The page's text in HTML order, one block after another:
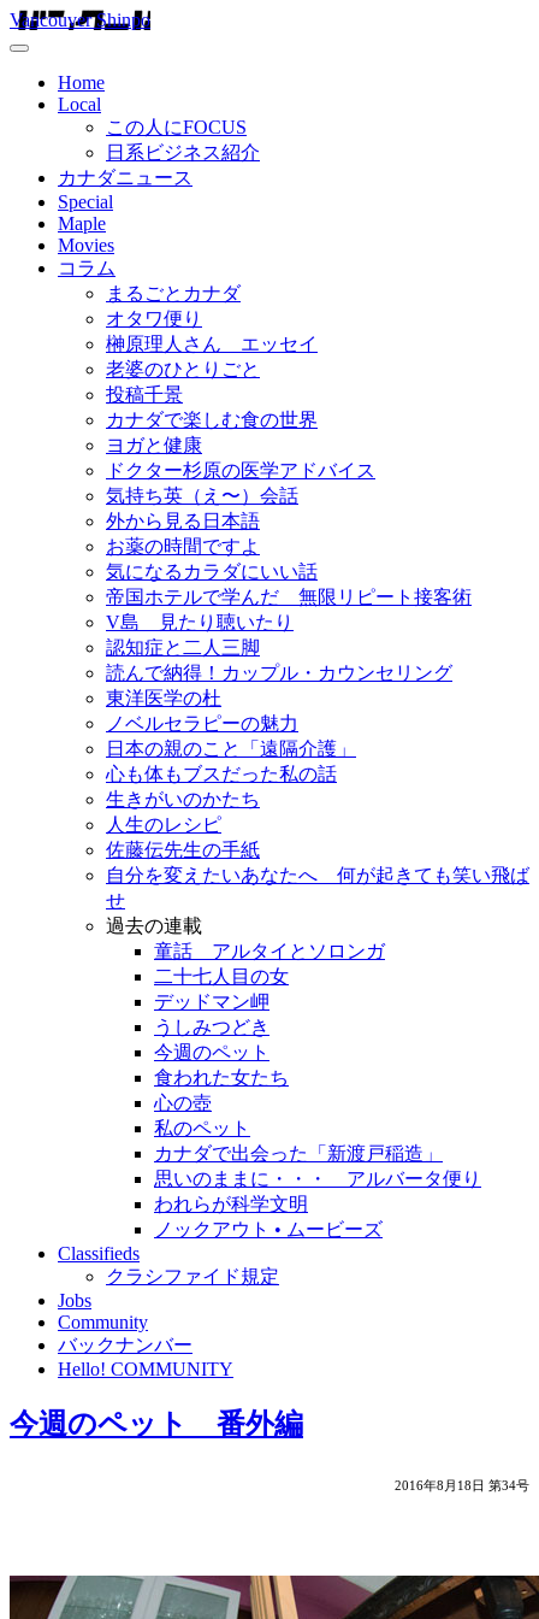
Vancouver Shinpo
Home
Local
この人にFOCUS
日系ビジネス紹介
カナダニュース
Special
Maple
Movies
コラム
まるごとカナダ
オタワ便り
榊原理人さん エッセイ
老婆のひとりごと
投稿千景
カナダで楽しむ食の世界
ヨガと健康
ドクター杉原の医学アドバイス
気持ち英（え〜）会話
外から見る日本語
お薬の時間ですよ
気になるカラダにいい話
帝国ホテルで学んだ 無限リピート接客術
V島 見たり聴いたり
認知症と二人三脚
読んで納得！カップル・カウンセリング
東洋医学の杜
ノベルセラピーの魅力
日本の親のこと「遠隔介護」
心も体もブスだった私の話
生きがいのかたち
人生のレシピ
佐藤伝先生の手紙
自分を変えたいあなたへ 何が起きても笑い飛ば
せ
過去の連載
童話 アルタイとソロンガ
二十七人目の女
デッドマン岬
うしみつどき
今週のペット
食われた女たち
心の壺
私のペット
カナダで出会った「新渡戸稲造」
思いのままに・・・ アルバータ便り
われらが科学文明
ノックアウト • ムービーズ
Classifieds
クラシファイド規定
Jobs
Community
バックナンバー
Hello! COMMUNITY
今週のペット 番外編
2016年8月18日 第34号